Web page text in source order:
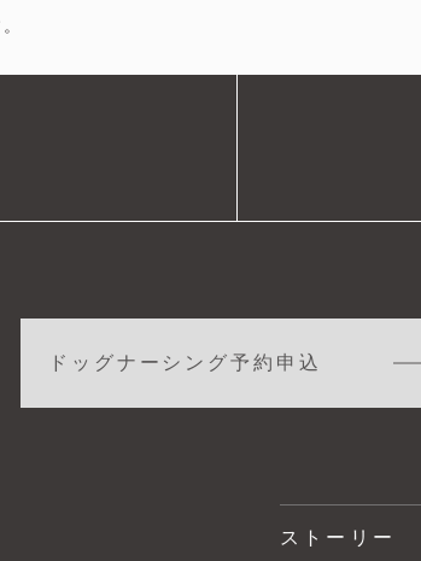
ドッグナーシング予約申込
ストーリー